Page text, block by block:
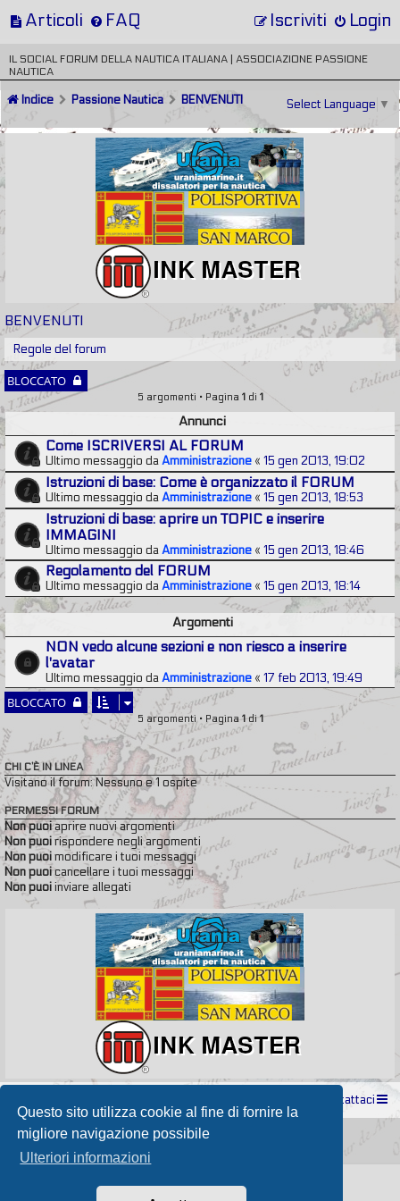
Questo sito utilizza cookie al fine di fornire la
migliore navigazione possibile
Ulteriori informazioni
Articoli FAQ Login
Iscriviti
IL SOCIAL FORUM DELLA NAUTICA ITALIANA | ASSOCIAZIONE PASSIONE
NAUTICA
Indice Passione Nautica BENVENUTI Select Language ▼
BENVENUTI
Regole del forum
BLOCCATO
5 argomenti • Pagina 1di 1
Annunci
Come ISCRIVERSI AL FORUM
Ultimo messaggio daAmministrazione « 15 gen 2013, 19:02
Istruzioni di base: Come è organizzato il FORUM
Ultimo messaggio daAmministrazione « 15 gen 2013, 18:53
Istruzioni di base: aprire un TOPIC e inserire
IMMAGINI
Ultimo messaggio daAmministrazione « 15 gen 2013, 18:46
Regolamento del FORUM
Ultimo messaggio daAmministrazione « 15 gen 2013, 18:14
Argomenti
NON vedo alcune sezioni e non riesco a inserire
l'avatar
Ultimo messaggio daAmministrazione « 17 feb 2013, 19:49
BLOCCATO
5 argomenti • Pagina1di 1
CHI C’È IN LINEA
Visitano il forum: Nessuno e 1 ospite
PERMESSI FORUM
Non puoiaprire nuovi argomenti
Non puoirispondere negli argomenti
Non puoimodificare i tuoi messaggi
Non puoicancellare i tuoi messaggi
Non puoiinviare allegati
Contattaci
Powered byphpBB® Forum Software © phpBB Limited
Passione Nutica 2017 style created by
Traduzione Italiana